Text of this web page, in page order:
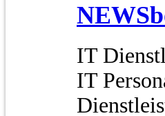
IT
IT